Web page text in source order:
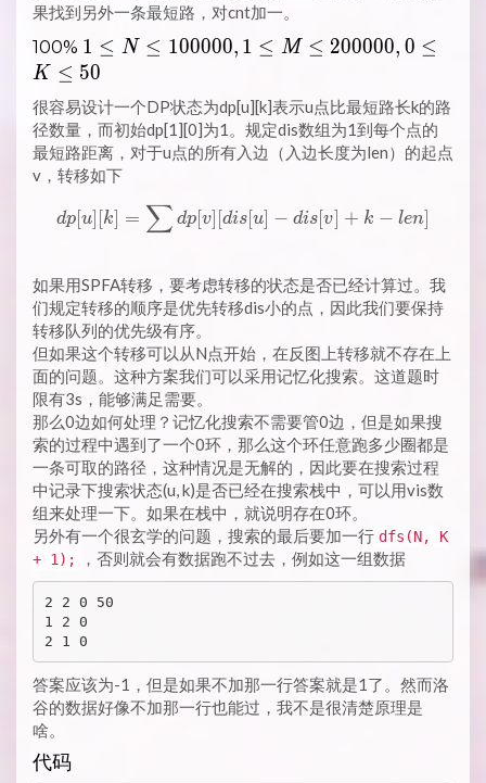
果找到另外一条最短路，对cnt加一。
100% 1 \LEQ
N
\LEQ
100000,
1 \LEQ
M
200000,
\LEQ
50
1 ≤ N ≤ 100000, 1 ≤ M ≤ 200000, 0 ≤
K ≤ 50
很容易设计一个DP状态为dp[u][k]表示u点比最短路长k的路
径数量，而初始dp[1][0]为1。规定dis数组为1到每个点的
最短路距离，对于u点的所有入边（入边长度为len）的起点
v，转移如下
dp[u][k] = \sum
dp[u] [k] = ∑ dp[v] [dis[u] − dis[v] + k − len]
如果用SPFA转移，要考虑转移的状态是否已经计算过。我
们规定转移的顺序是优先转移dis小的点，因此我们要保持
转移队列的优先级有序。
但如果这个转移可以从N点开始，在反图上转移就不存在上
面的问题。这种方案我们可以采用记忆化搜索。这道题时
限有3s，能够满足需要。
那么0边如何处理？记忆化搜索不需要管0边，但是如果搜
索的过程中遇到了一个0环，那么这个环任意跑多少圈都是
一条可取的路径，这种情况是无解的，因此要在搜索过程
中记录下搜索状态(u, k)是否已经在搜索栈中，可以用vis数
组来处理一下。如果在栈中，就说明存在0环。
另外有一个很玄学的问题，搜索的最后要加一行 dfs(N, K
+ 1);
，否则就会有数据跑不过去，例如这一组数据
2 2 0 50
1 2 0
答案应该为-1，但是如果不加那一行答案就是1了。然而洛
谷的数据好像不加那一行也能过，我不是很清楚原理是
啥。
代码